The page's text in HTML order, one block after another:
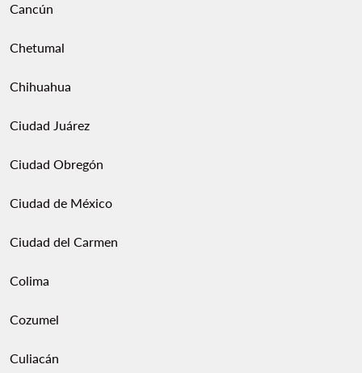
Cancún
Chetumal
Chihuahua
Ciudad Juárez
Ciudad Obregón
Ciudad de México
Ciudad del Carmen
Colima
Cozumel
Culiacán